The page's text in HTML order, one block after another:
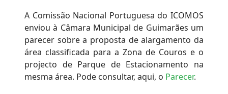
A Comissão Nacional Portuguesa do ICOMOS
enviou à Câmara Municipal de Guimarães um
parecer sobre a proposta de alargamento da
área classificada para a Zona de Couros e o
projecto de Parque de Estacionamento na
mesma área. Pode consultar, aqui, o Parecer.